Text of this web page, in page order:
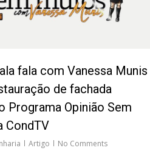
fala com Vanessa Munis
de fachada
Programa Opinião Sem
CondTV
Artigo No Comments